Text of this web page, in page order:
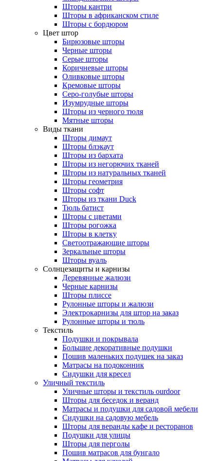
Шторы кантри
Шторы в африканском стиле
Шторы с бордюром
Цвет штор
Бирюзовые шторы
Черные шторы
Серые шторы
Коричневые шторы
Оливковые шторы
Кремовые шторы
Серо-голубые шторы
Изумрудные шторы
Шторы из черного тюля
Мятные шторы
Виды ткани
Шторы димаут
Шторы блэкаут
Шторы из бархата
Шторы из негорючих тканей
Шторы из натуральных тканей
Шторы геометрия
Шторы софт
Шторы из ткани Duck
Тюль батист
Шторы с цветами
Шторы рогожка
Шторы в клетку
Светоотражающие шторы
Зеркальные шторы
Шторы вуаль
Солнцезащиты и карнизы
Деревянные жалюзи
Черные карнизы
Шторы плиссе
Рулонные шторы и жалюзи
Электрокарнизы для штор на заказ
Рулонные шторы и тюль
Текстиль
Подушки и покрывала
Большие декоративные подушки
Пошив маленьких подушек на заказ
Матрасы на подоконник
Сидушки для кресел
Уличный текстиль
Уличные шторы и текстиль ourdoor
Шторы для беседок и веранд
Матрасы и подушки для садовой мебели
Сидушки на садовую мебель
Шторы для веранды кафе и ресторанов
Подушки для улицы
Шторы для перголы
Пошив матрасов для бунгало